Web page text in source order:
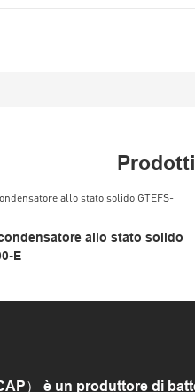
allo stato solido
E
） è un produttore di